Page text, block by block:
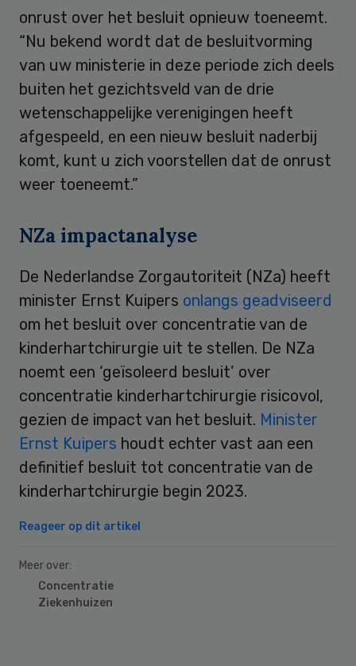
onrust over het besluit opnieuw toeneemt.
“Nu bekend wordt dat de besluitvorming
van uw ministerie in deze periode zich deels
buiten het gezichtsveld van de drie
wetenschappelijke verenigingen heeft
afgespeeld, en een nieuw besluit naderbij
komt, kunt u zich voorstellen dat de onrust
weer toeneemt.”
NZa impactanalyse
De Nederlandse Zorgautoriteit (NZa) heeft
minister Ernst Kuipers onlangs geadviseerd
om het besluit over concentratie van de
kinderhartchirurgie uit te stellen. De NZa
noemt een ‘geïsoleerd besluit’ over
concentratie kinderhartchirurgie risicovol,
gezien de impact van het besluit. Minister
Ernst Kuipers houdt echter vast aan een
definitief besluit tot concentratie van de
kinderhartchirurgie begin 2023.
Reageer op dit artikel
Meer over:
Concentratie
Ziekenhuizen